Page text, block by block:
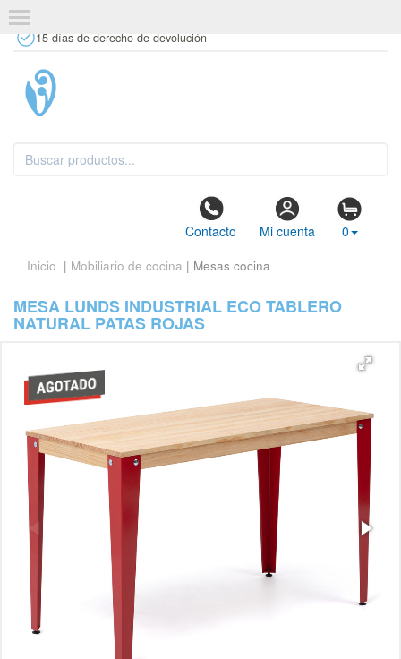
15 días de derecho de devolución
Contacto Mi cuenta 0
Inicio | Mobiliario de cocina | Mesas cocina
MESA LUNDS INDUSTRIAL ECO TABLERO
NATURAL PATAS ROJAS